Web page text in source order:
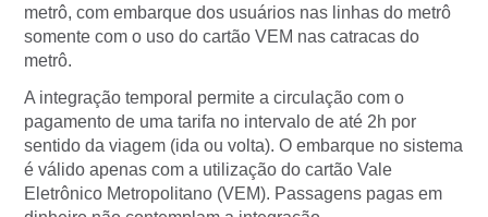
metrô, com embarque dos usuários nas linhas do metrô
somente com o uso do cartão VEM nas catracas do
metrô.
A integração temporal permite a circulação com o
pagamento de uma tarifa no intervalo de até 2h por
sentido da viagem (ida ou volta). O embarque no sistema
é válido apenas com a utilização do cartão Vale
Eletrônico Metropolitano (VEM). Passagens pagas em